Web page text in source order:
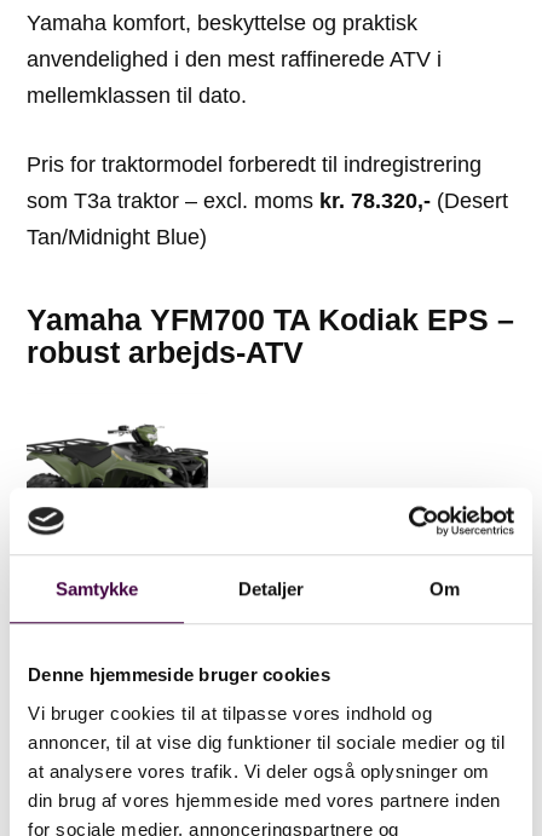
Samtykke Detaljer Om
Denne hjemmeside bruger cookies
Vi bruger cookies til at tilpasse vores indhold og
annoncer, til at vise dig funktioner til sociale medier og til
at analysere vores trafik. Vi deler også oplysninger om
din brug af vores hjemmeside med vores partnere inden
for sociale medier, annonceringspartnere og
Yamaha komfort, beskyttelse og praktisk
anvendelighed i den mest raffinerede ATV i
mellemklassen til dato.
Pris for traktormodel forberedt til indregistrering
som T3a traktor – excl. moms kr. 78.320,- (Desert
Tan/Midnight Blue)
Yamaha YFM700 TA Kodiak EPS –
robust arbejds-ATV
brugere, som har brug for en robust arbejds-ATV
til hårdt arbejde under ekstreme forhold.
Drevet af den nye momentstærke MK II 686cc